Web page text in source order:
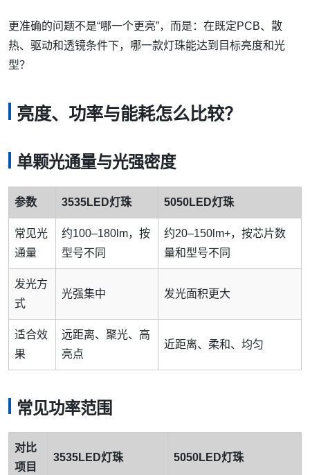
更准确的问题不是“哪一个更亮”，而是：在既定PCB、散
热、驱动和透镜条件下，哪一款灯珠能达到目标亮度和光
型？
亮度、功率与能耗怎么比较？
单颗光通量与光强密度
参数 3535LED灯珠 5050LED灯珠
常见光
通量
约100–180lm，按
型号不同
约20–150lm+，按芯片数
量和型号不同
发光方
式
光强集中 发光面积更大
适合效
果
远距离、聚光、高
亮点
近距离、柔和、均匀
常见功率范围
对比
项目
3535LED灯珠 5050LED灯珠